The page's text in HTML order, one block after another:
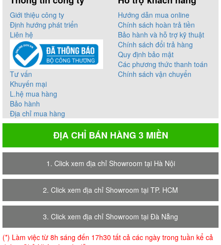
Giới thiệu công ty
Định hướng phát triển
Liên hệ
Tư vấn
Khuyến mại
L.hệ mua hàng
Bảo hành
Địa chỉ mua hàng
Hướng dẫn mua online
Chính sách hoàn trả tiền
Bảo hành và hỗ trợ kỹ thuật
Chính sách đổi trả hàng
Quy định bảo mật
Các phương thức thanh toán
Chính sách vận chuyển
ĐỊA CHỈ BÁN HÀNG 3 MIỀN
1. Click xem địa chỉ Showroom tại Hà Nội
2. Click xem địa chỉ Showroom tại TP. HCM
3. Click xem địa chỉ Showroom tại Đà Nẵng
(*) Làm việc từ 8h sáng đến 17h30 tất cả các ngày trong tuần kể cả